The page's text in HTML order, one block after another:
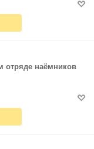
отряде наёмников